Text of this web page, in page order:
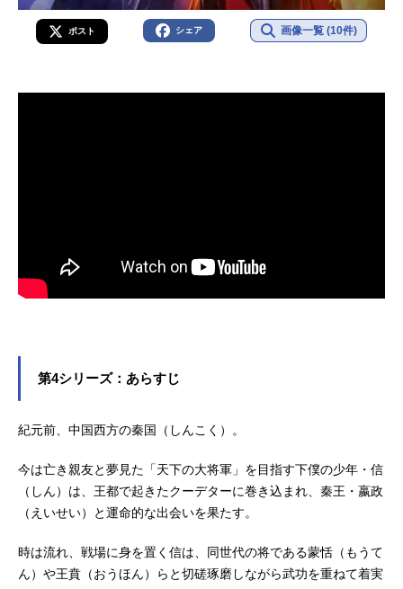
ポスト シェア 画像一覧 (10件)
第4シリーズ：あらすじ
紀元前、中国西方の秦国（しんこく）。
今は亡き親友と夢見た「天下の大将軍」を目指す下僕の少年・信
（しん）は、王都で起きたクーデターに巻き込まれ、秦王・嬴政
（えいせい）と運命的な出会いを果たす。
時は流れ、戦場に身を置く信は、同世代の将である蒙恬（もうて
ん）や王賁（おうほん）らと切磋琢磨しながら武功を重ねて着実